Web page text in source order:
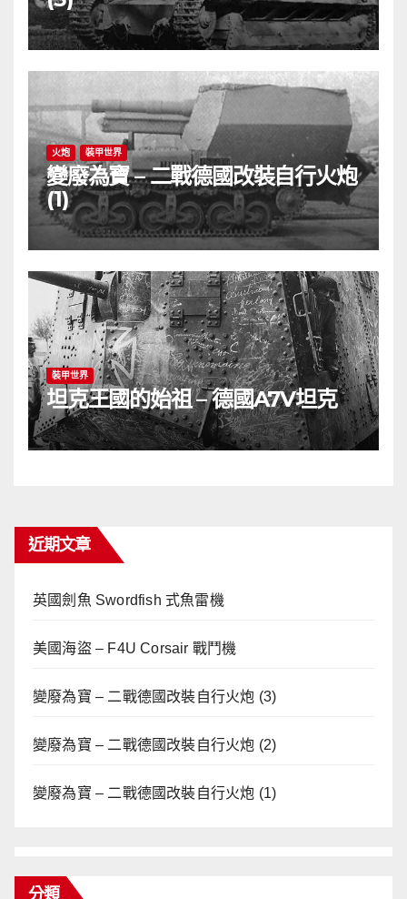
火炮 裝甲世界
變廢為寶 – 二戰德國改裝自行火炮
(1)
裝甲世界
坦克王國的始祖 – 德國A7V坦克
近期文章
英國劍魚 Swordfish 式魚雷機
美國海盜 – F4U Corsair 戰鬥機
變廢為寶 – 二戰德國改裝自行火炮 (3)
變廢為寶 – 二戰德國改裝自行火炮 (2)
變廢為寶 – 二戰德國改裝自行火炮 (1)
分類